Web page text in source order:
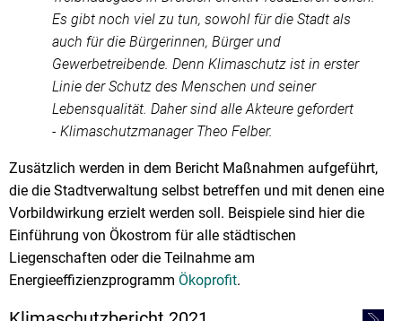
Es gibt noch viel zu tun, sowohl für die Stadt als
auch für die Bürgerinnen, Bürger und
Gewerbetreibende. Denn Klimaschutz ist in erster
Linie der Schutz des Menschen und seiner
Lebensqualität. Daher sind alle Akteure gefordert
- Klimaschutzmanager Theo Felber.
Zusätzlich werden in dem Bericht Maßnahmen aufgeführt,
die die Stadtverwaltung selbst betreffen und mit denen eine
Vorbildwirkung erzielt werden soll. Beispiele sind hier die
Einführung von Ökostrom für alle städtischen
Liegenschaften oder die Teilnahme am
Energieeffizienzprogramm Ökoprofit.